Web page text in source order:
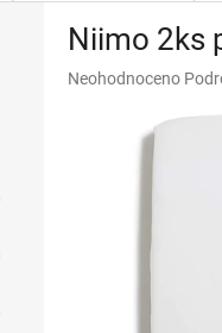
Niimo 2ks
Průměrné
Neohodnoceno